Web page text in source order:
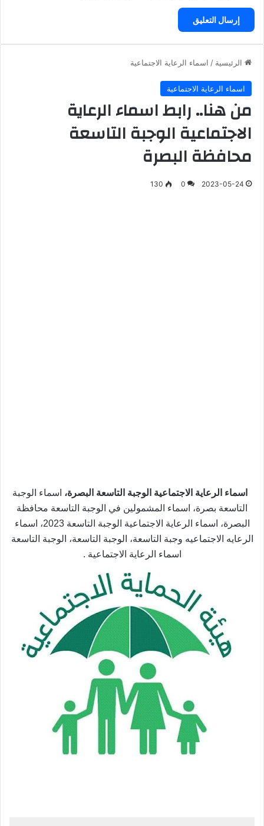
الرئيسية / اسماء الرعاية الاجتماعية
اسماء الرعاية الاجتماعية
من هنا.. رابط اسماء الرعاية
الاجتماعية الوجبة التاسعة
محافظة البصرة
2023-05-24
0
130
اسماء الرعاية الاجتماعية الوجبة التاسعة البصرة، اسماء الوجبة
التاسعة بصرة، اسماء المشمولين في الوجبة التاسعة محافظة
البصرة، اسماء الرعاية الاجتماعية الوجبة التاسعة 2023، اسماء
الرعايه الاجتماعيه وجبة التاسعة، الوجبة التاسعة، الوجبة التاسعة
اسماء الرعاية الاجتماعية .